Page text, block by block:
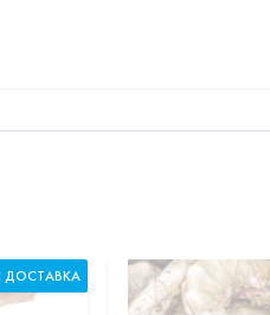
ДОСТАВКА